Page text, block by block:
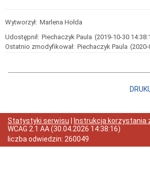
innych
instytucji
Uchwała
dla
Konkurs
na
udzielenie
dotacji
Wytworzył: Marlena Hołda
Udostępnił: Piechaczyk Paula (2019-10-30
Ostatnio zmodyfikował: Piechaczyk Paula (2020-
Statystyki serwisu Instrukcja korzystania
WCAG 2.1 AA(30.04.2026 14:38:16)
liczba odwiedzin: 260049